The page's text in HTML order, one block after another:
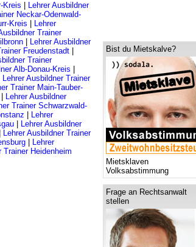
Kreis
Lehrer Ausbildner
Neckar-Odenwald-
Kreis
Lehrer
Trainer
Lehrer Ausbildner
Freudenstadt
Trainer
Alb-Donau-Kreis
Lehrer Ausbildner Trainer
Trainer Main-Tauber-
Lehrer Ausbildner
Trainer Schwarzwald-
Lehrer
Lehrer Ausbildner
Lehrer Ausbildner Trainer
Lehrer
Trainer Heidenheim
Bist du Mietskalve?
Mietsklaven
Volksabstimmung
Frage an Rechtsanwalt
stellen